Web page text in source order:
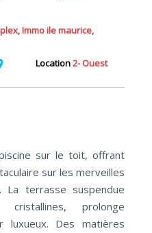
Immo ile maurice,
Location2- Ouest
sur le toit, offrant
sur les merveilles
La terrasse suspendue
prolonge
luxueux. Des matières